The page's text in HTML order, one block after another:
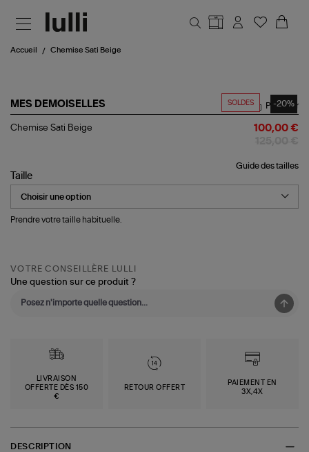
Accueil Chemise Sati Beige
SOLDES -20%
MES DEMOISELLES
Chemise
Partager
Chemise Sati Beige 100,00 €
Guide des tailles
Taille
Prendre votre taille habituelle.
VOTRE CONSEILLÈRE LULLI
Une question sur ce produit ?
LIVRAISON
OFFERTE DÈS 150
€
RETOUR OFFERT
PAIEMENT EN
3X,4X
DESCRIPTION